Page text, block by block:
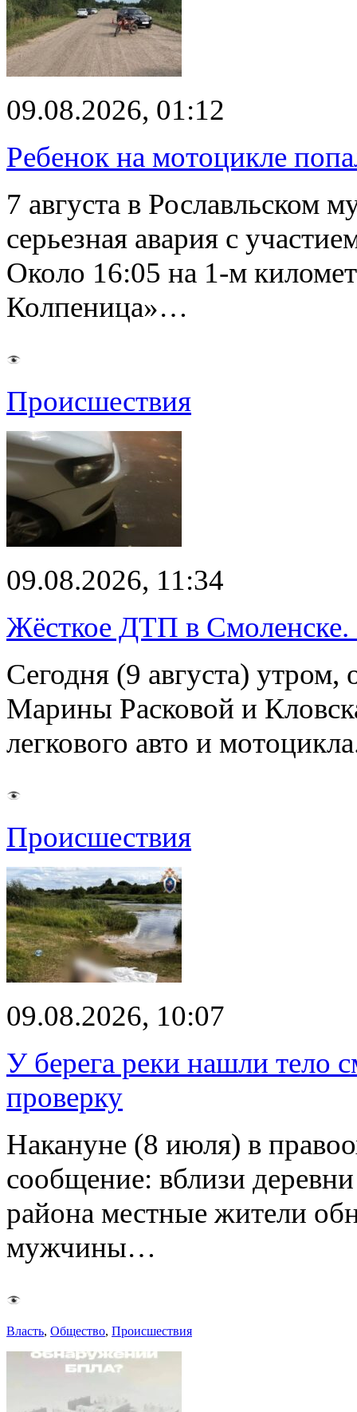
09.08.2026, 01:12
Ребенок на мотоцикле
7 августа в Рославльском
серьезная авария с
Около 16:05 на 1-м
Колпеница»…
Происшествия
09.08.2026, 11:34
Жёсткое ДТП в Смоленске.
Сегодня (9 августа) утром,
Марины Расковой и
легкового авто и
Происшествия
09.08.2026, 10:07
У берега реки нашли тело
проверку
Накануне (8 июля) в
сообщение: вблизи
района местные жители
мужчины…
Власть, Общество, Происшествия